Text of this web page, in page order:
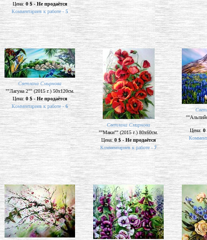
Цена:0 $ - Не продаётся
Комментариев к работе - 5
Светлана Смирнова
""Лагуна 2"" (2015 г.) 50х120см.
Цена:0 $ - Не продаётся
Комментариев к работе - 6
Светлана Смирнова
""Маки"" (2015 г.) 80х60см.
Цена: 0 $ - Не продаётся
Комментариев к работе -7
Цена:0